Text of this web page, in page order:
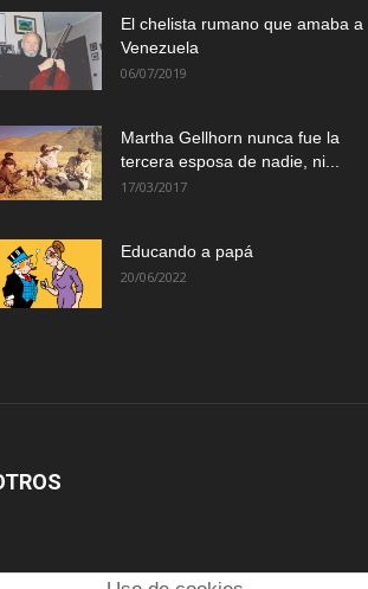
El chelista rumano que amaba a
Venezuela
06/07/2019
Martha Gellhorn nunca fue la
tercera esposa de nadie, ni...
17/03/2017
Educando a papá
20/06/2022